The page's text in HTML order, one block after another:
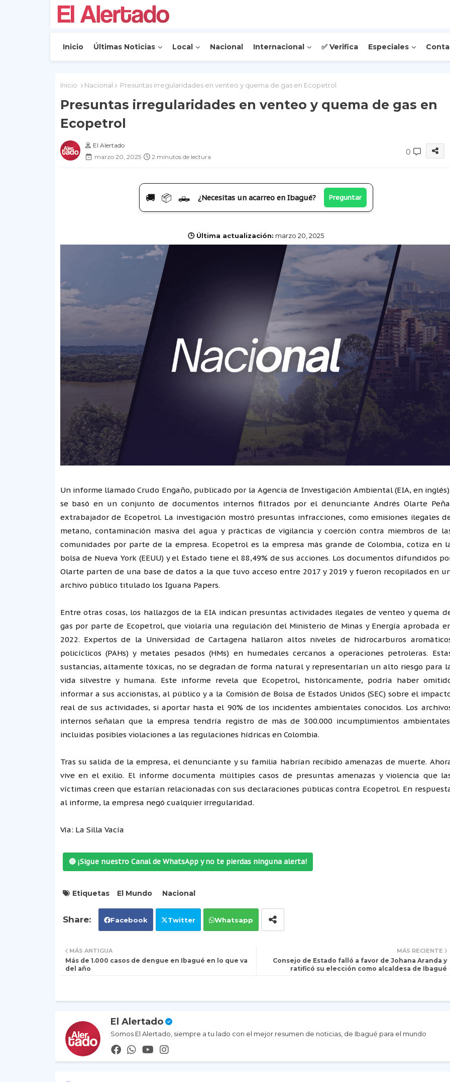
Inicio Últimas Noticias Local Nacional Internacional ✅ Verifica Especiales
Inicio Nacional Presuntas irregularidades en venteo y quema de gas en Ecopetrol
Presuntas irregularidades en venteo y quema de gas en
Ecopetrol
El Alertado
marzo 20, 2025
2 minutos de lectura
0
🚚 📦 🛻 ¿Necesitas un acarreo en Ibagué? Preguntar
🕒 Última actualización: marzo 20, 2025
Un informe llamado Crudo Engaño, publicado por la Agencia de Investigación Ambiental (EIA, en
se basó en un conjunto de documentos internos filtrados por el denunciante Andrés Olarte
extrabajador de Ecopetrol. La investigación mostró presuntas infracciones, como emisiones ilegales
metano, contaminación masiva del agua y prácticas de vigilancia y coerción contra miembros de
comunidades por parte de la empresa. Ecopetrol es la empresa más grande de Colombia, cotiza en
bolsa de Nueva York (EEUU) y el Estado tiene el 88,49% de sus acciones. Los documentos difundidos
Olarte parten de una base de datos a la que tuvo acceso entre 2017 y 2019 y fueron recopilados en
archivo público titulado los Iguana Papers.
Entre otras cosas, los hallazgos de la EIA indican presuntas actividades ilegales de venteo y quema
gas por parte de Ecopetrol, que violaría una regulación del Ministerio de Minas y Energía aprobada
2022. Expertos de la Universidad de Cartagena hallaron altos niveles de hidrocarburos
policíclicos (PAHs) y metales pesados (HMs) en humedales cercanos a operaciones petroleras.
sustancias, altamente tóxicas, no se degradan de forma natural y representarían un alto riesgo para
vida silvestre y humana. Este informe revela que Ecopetrol, históricamente, podría haber
informar a sus accionistas, al público y a la Comisión de Bolsa de Estados Unidos (SEC) sobre el
real de sus actividades, si aportar hasta el 90% de los incidentes ambientales conocidos. Los
internos señalan que la empresa tendría registro de más de 300.000 incumplimientos
incluidas posibles violaciones a las regulaciones hídricas en Colombia.
Tras su salida de la empresa, el denunciante y su familia habrían recibido amenazas de muerte.
vive en el exilio. El informe documenta múltiples casos de presuntas amenazas y violencia que
víctimas creen que estarían relacionadas con sus declaraciones públicas contra Ecopetrol. En
al informe, la empresa negó cualquier irregularidad.
Vía: La Silla Vacía
🔴 ¡Sigue nuestro Canal de WhatsApp y no te pierdas ninguna alerta!
Etiquetas El Mundo Nacional
Facebook Twitter Whatsapp
MÁS RECIENTE
Consejo de Estado falló a favor de Johana Aranda y
ratificó su elección como alcaldesa de Ibagué
MÁS ANTIGUA
Más de 1.000 casos de dengue en Ibagué en lo que va
del año
El Alertado
Somos El Alertado, siempre a tu lado con el mejor resumen de noticias, de Ibagué para el mundo